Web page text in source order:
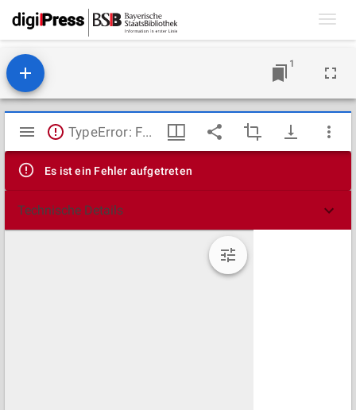
1
Mirador
Viewer
TypeError: Failed to fetch
Es ist ein Fehler aufgetreten
Technische Details